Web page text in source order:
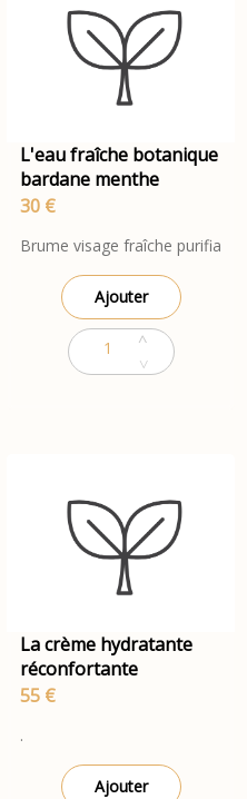
L'eau fraîche botanique
bardane menthe
30 €
Brume visage fraîche
Ajouter
enrichie en prébiotiques
La crème hydratante
réconfortante
55 €
.
Ajouter